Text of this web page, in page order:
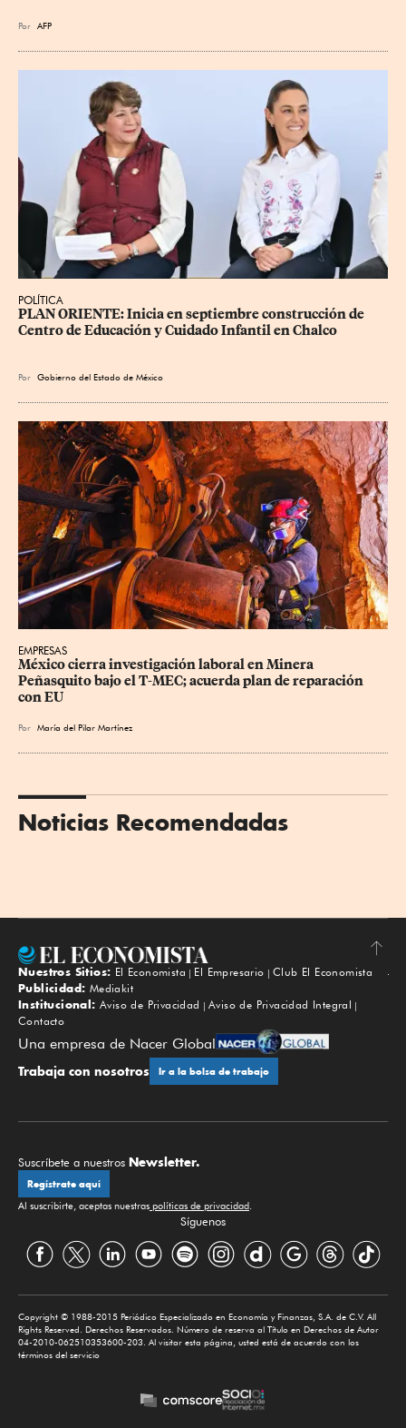
Por AFP
POLÍTICA
PLAN ORIENTE: Inicia en septiembre construcción de
Centro de Educación y Cuidado Infantil en Chalco
Por Gobierno del Estado de México
EMPRESAS
México cierra investigación laboral en Minera
Peñasquito bajo el T-MEC; acuerda plan de reparación
con EU
Por María del Pilar Martínez
Noticias Recomendadas
Subir
Nuestros Sitios: El Economista El Empresario
Club El Economista
Publicidad: Mediakit
Institucional: Aviso de Privacidad
Aviso de Privacidad Integral
Contacto
Una empresa de Nacer Global
Trabaja con nosotros Ir a la bolsa de trabajo
Suscríbete a nuestros Newsletter.
Regístrate aquí
Al suscribirte, aceptas nuestras políticas de privacidad.
Síguenos
Copyright © 1988-2015 Periódico Especializado en Economía y Finanzas, S.A. de C.V. All
Rights Reserved. Derechos Reservados. Número de reserva al Título en Derechos de Autor
04-2010-062510353600-203. Al visitar esta página, usted está de acuerdo con los
términos del servicio